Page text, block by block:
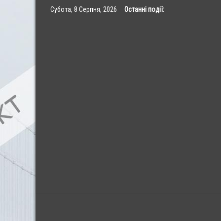
Субота, 8 Серпня, 2026 Останні події: